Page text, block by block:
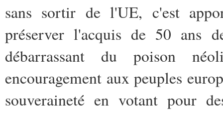
sans sortir de l'UE, c'est
préserver l'acquis de 50 ans
débarrassant du poison
encouragement aux peuples
souveraineté en votant pour